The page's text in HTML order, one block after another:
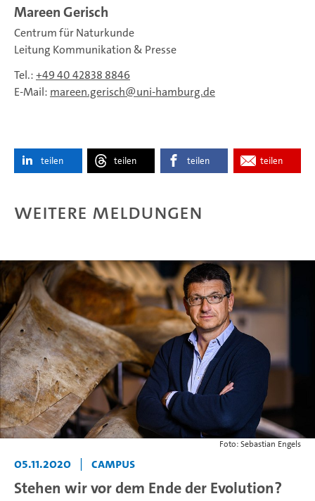
Mareen Gerisch
Centrum für Naturkunde
Leitung Kommunikation & Presse
Tel.:+49 40 42838 8846
E-Mail: mareen.gerisch uni-hamburg.de
teilen teilen teilen teilen
Weitere Meldungen
Foto: Sebastian Engels
05.11.2020 Campus
Stehen wir vor dem Ende der Evolution?